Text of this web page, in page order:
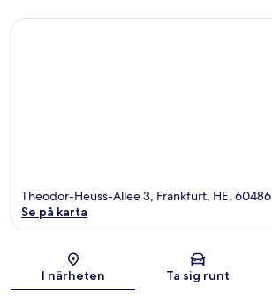
Karta
Theodor-Heuss-Allee 3, Frankfurt, HE, 60486
Se på karta
I närheten Ta sig runt